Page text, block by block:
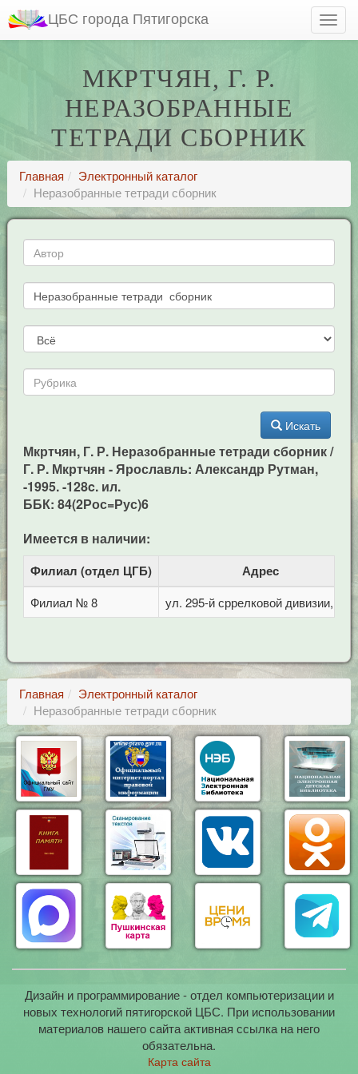
ЦБС города Пятигорска
МКРТЧЯН, Г. Р.
НЕРАЗОБРАННЫЕ
ТЕТРАДИ СБОРНИК
Главная
Электронный каталог
Неразобранные тетради сборник
Искать
Мкртчян, Г. Р. Неразобранные тетради сборник /
Г. Р. Мкртчян - Ярославль: Александр Рутман,
-1995. -128c. ил.
ББК: 84(2Рос=Рус)6
Имеется в наличии:
Филиал (отдел ЦГБ) Адрес
Филиал № 8 ул. 295-й сррелковой дивизии, 114
Главная
Электронный каталог
Неразобранные тетради сборник
Дизайн и программирование - отдел компьютеризации и
новых технологий пятигорской ЦБС. При использовании
материалов нашего сайта активная ссылка на него
обязательна.
Карта сайта